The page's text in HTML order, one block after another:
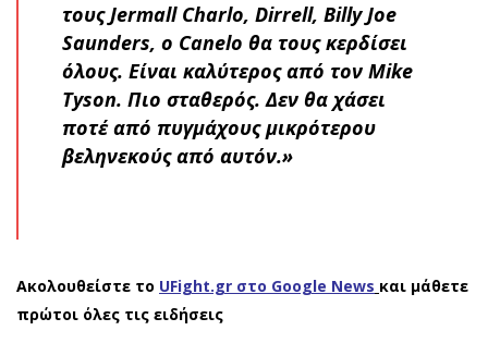
τους Jermall Charlo, Dirrell, Billy Joe
Saunders, ο Canelo θα τους κερδίσει
όλους. Είναι καλύτερος από τον Mike
Tyson. Πιο σταθερός. Δεν θα χάσει
ποτέ από πυγμάχους μικρότερου
βεληνεκούς από αυτόν.»
Ακολουθείστε το UFight.gr στο Google News και μάθετε
πρώτοι όλες τις ειδήσεις